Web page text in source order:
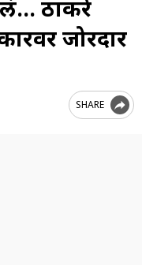
ठाकरे
जोरदार
SHARE